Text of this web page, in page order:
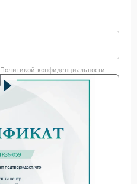
Политикой конфиденциальности